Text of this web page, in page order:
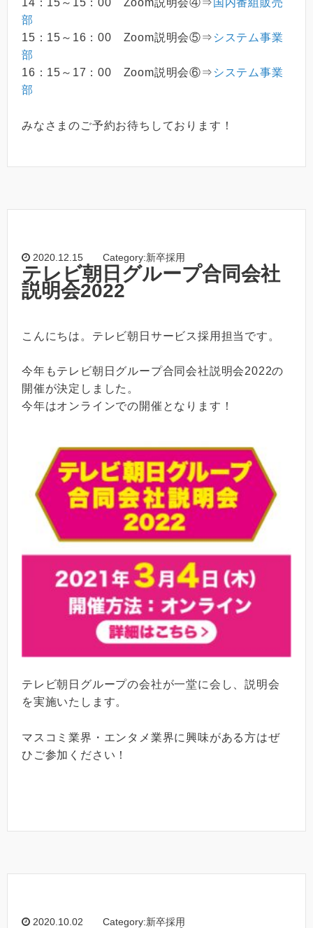
14：15～15：00 Zoom説明会④⇒ 国内番組販売
部
15：15～16：00 Zoom説明会⑤⇒ システム事業
部
16：15～17：00 Zoom説明会⑥⇒ システム事業
部
みなさまのご予約お待ちしております！
2020.12.15 Category:新卒採用
テレビ朝日グループ合同会社
説明会2022
こんにちは。テレビ朝日サービス採用担当です。
今年もテレビ朝日グループ合同会社説明会2022の
開催が決定しました。
今年はオンラインでの開催となります！
テレビ朝日グループの会社が一堂に会し、説明会
を実施いたします。
マスコミ業界・エンタメ業界に興味がある方はぜ
ひご参加ください！
2020.10.02 Category:新卒採用